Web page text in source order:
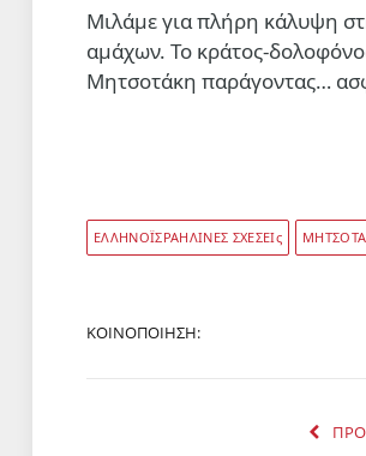
Μιλάμε για πλήρη κάλυψη
αμάχων. Το κράτος-
Μητσοτάκη παράγοντας…
ΕΛΛΗΝΟΪΣΡΑΗΛΙΝΕΣ ΣΧΕΣΕΙς
ΚΟΙΝΟΠΟΊΗΣΗ: